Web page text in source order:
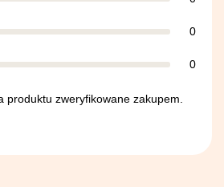
0
0
produktu zweryfikowane zakupem.